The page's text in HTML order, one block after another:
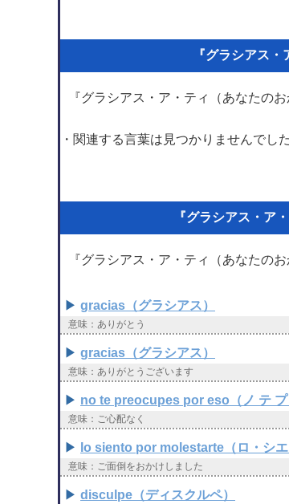
『グラシアス
『グラシアス・ア・ティ（あなたの
・関連する言葉は見つかりませんでした
『グラシアス・ア
『グラシアス・ア・ティ（あなたの
gracias（グラシアス）
意味：ありがとう
gracias（グラシアス）
意味：ありがとうございます
no te preocupes por eso（ノ テ プ
意味：ご心配なく
lo siento por molestarte（ロ・シエ
意味：ご面倒をおかけしました
disculpe（ディスクルペ）